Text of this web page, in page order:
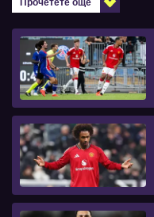
Прочетете още